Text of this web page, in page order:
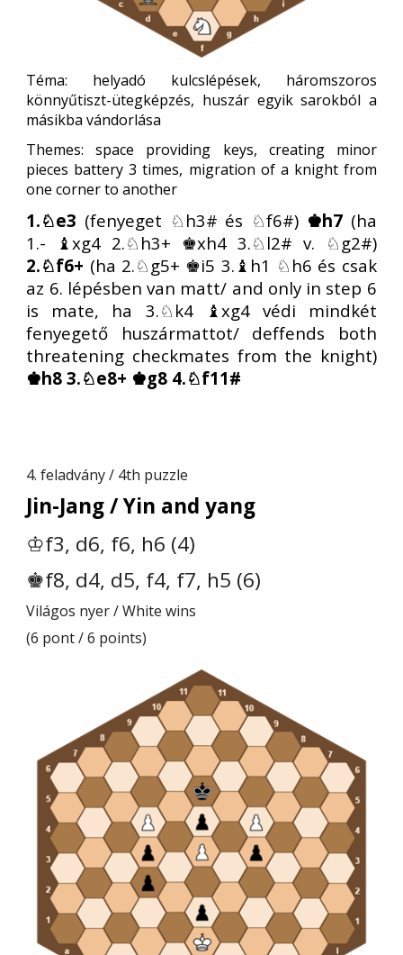
Téma: helyadó kulcslépések, háromszoros
könnyűtiszt-ütegképzés, huszár egyik sarokból a
másikba vándorlása
Themes: space providing keys, creating minor
pieces battery 3 times, migration of a knight from
one corner to another
1.♘e3 (fenyeget ♘h3# és ♘f6#) ♚h7(ha
1.- ♝xg4 2.♘h3+ ♚xh4 3.♘l2# v. ♘g2#)
2.♘f6+ (ha 2.♘g5+ ♚i5 3.♝h1 ♘h6 és csak
az 6. lépésben van matt/ and only in step 6
is mate, ha 3.♘k4 ♝xg4 védi mindkét
fenyegető huszármattot/ deffends both
threatening checkmates from the knight)
♚h8 3.♘e8+ ♚g8 4.♘f11#
4. feladvány / 4th puzzle
Jin-Jang / Yin and yang
♔f3, d6, f6, h6 (4)
♚f8, d4, d5, f4, f7, h5 (6)
Világos nyer / White wins
(6 pont / 6 points)